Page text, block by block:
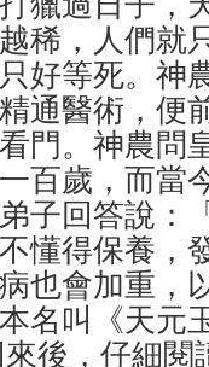
稀，人們就
好等死。神
通醫術，便
門。神農問
百歲，而當
子回答說：
懂得保養，
也會加重，
名叫《天元
後，仔細